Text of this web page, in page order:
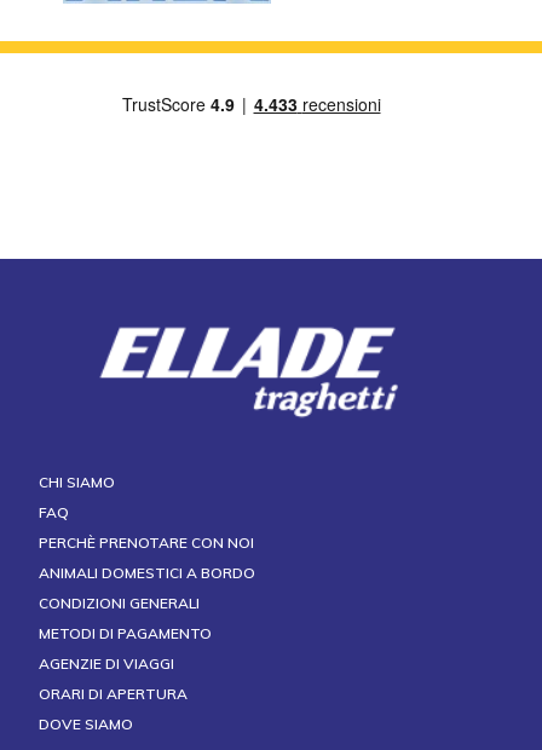
CHI SIAMO
FAQ
PERCHÈ PRENOTARE CON NOI
ANIMALI DOMESTICI A BORDO
CONDIZIONI GENERALI
METODI DI PAGAMENTO
AGENZIE DI VIAGGI
ORARI DI APERTURA
DOVE SIAMO